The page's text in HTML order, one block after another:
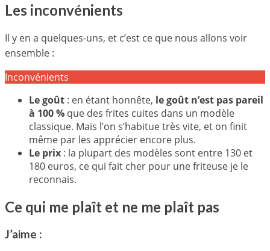
Les inconvénients
Il y en a quelques-uns, et c’est ce que nous allons voir
ensemble :
Inconvénients
Le goût : en étant honnête, le goût n’est pas pareil
à 100 % que des frites cuites dans un modèle
classique. Mais l’on s’habitue très vite, et on finit
même par les apprécier encore plus.
Le prix : la plupart des modèles sont entre 130 et
180 euros, ce qui fait cher pour une friteuse je le
reconnais.
Ce qui me plaît et ne me plaît pas
J’aime :